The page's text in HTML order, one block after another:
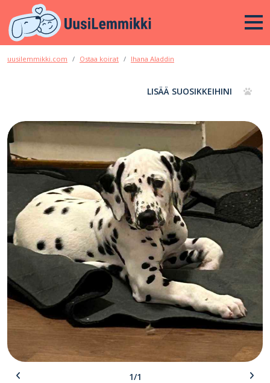
uusilemmikki.com Ostaa koirat Ihana Aladdin
LISÄÄ SUOSIKKEIHINI
1/1